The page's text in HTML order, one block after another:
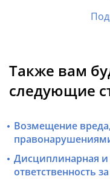
Также вам
следующие
Возмещение
Дисциплинарная
ответственность